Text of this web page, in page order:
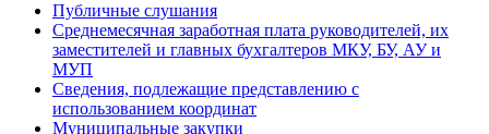
Публичные слушания
Среднемесячная заработная плата руководителей, их
заместителей и главных бухгалтеров МКУ, БУ, АУ и
МУП
Сведения, подлежащие представлению с
использованием координат
Муниципальные закупки